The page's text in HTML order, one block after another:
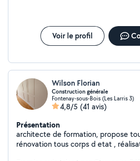
Voir le profil
Wilson Florian
Construction générale
Fontenay-sous-Bois (Les Larris 3)
4,8/5 (41 avis)
Présentation
architecte de formation, propose tout travaux de
rénovation tous corps d etat ,